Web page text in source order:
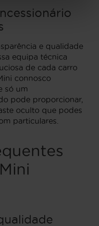
e qualidade
equipa técnica
de cada carro
connosco
só um
pode proporcionar,
oculto que podes
particulares.